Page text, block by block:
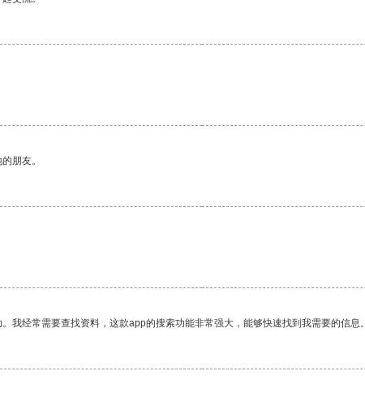
朋友。
我经常需要查找资料，这款app的搜索功能非常强大，能够快速找到我需要的信息。